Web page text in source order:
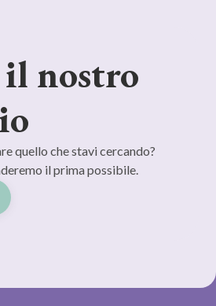
il nostro
quello che stavi cercando?
il prima possibile.